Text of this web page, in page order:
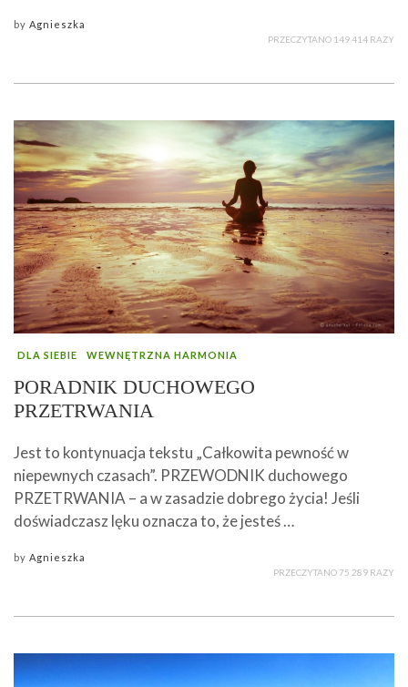
by Agnieszka
PRZECZYTANO 149 414 RAZY
DLA SIEBIE WEWNĘTRZNA HARMONIA
PORADNIK DUCHOWEGO
PRZETRWANIA
Jest to kontynuacja tekstu „Całkowita pewność w
niepewnych czasach”. PRZEWODNIK duchowego
PRZETRWANIA – a w zasadzie dobrego życia! Jeśli
doświadczasz lęku oznacza to, że jesteś …
by Agnieszka
PRZECZYTANO 75 289 RAZY